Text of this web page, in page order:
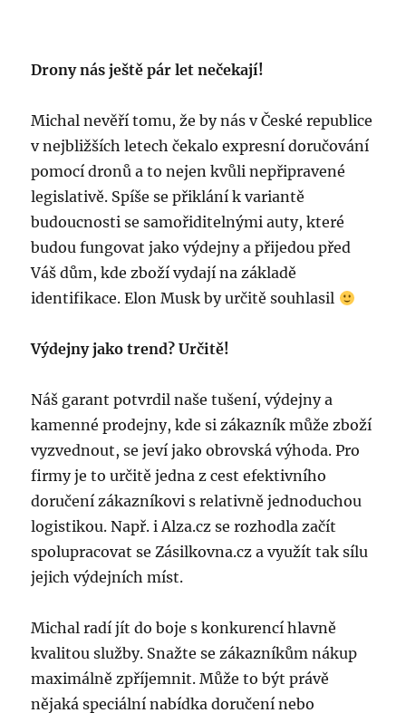
Drony nás ještě pár let nečekají!
Michal nevěří tomu, že by nás v České republice
v nejbližších letech čekalo expresní doručování
pomocí dronů a to nejen kvůli nepřipravené
legislativě. Spíše se přiklání k variantě
budoucnosti se samořiditelnými auty, které
budou fungovat jako výdejny a přijedou před
Váš dům, kde zboží vydají na základě
identifikace. Elon Musk by určitě souhlasil
Výdejny jako trend? Určitě!
Náš garant potvrdil naše tušení, výdejny a
kamenné prodejny, kde si zákazník může zboží
vyzvednout, se jeví jako obrovská výhoda. Pro
firmy je to určitě jedna z cest efektivního
doručení zákazníkovi s relativně jednoduchou
logistikou. Např. i Alza.cz se rozhodla začít
spolupracovat se Zásilkovna.cz a využít tak sílu
jejich výdejních míst.
Michal radí jít do boje s konkurencí hlavně
kvalitou služby. Snažte se zákazníkům nákup
maximálně zpříjemnit. Může to být právě
nějaká speciální nabídka doručení nebo